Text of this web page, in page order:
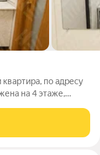
по адресу
на 4 этаже,